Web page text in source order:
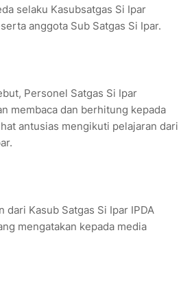
selaku Kasubsatgas Si Ipar
anggota Sub Satgas Si Ipar.
Personel Satgas Si Ipar
membaca dan berhitung kepada
antusias mengikuti pelajaran dari
dari Kasub Satgas Si Ipar IPDA
mengatakan kepada media